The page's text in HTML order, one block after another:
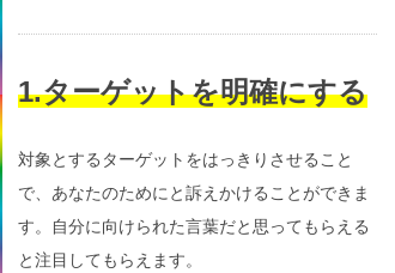
1.ターゲットを明確にする
対象とするターゲットをはっきりさせること
で、あなたのためにと訴えかけることができま
す。自分に向けられた言葉だと思ってもらえる
と注目してもらえます。